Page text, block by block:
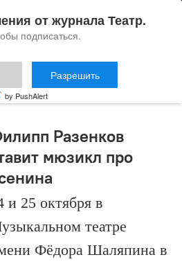
Разенков
мюзикл про
и 25 октября в
театре
Фёдора Шаляпина в
от журнала Театр.
подписаться.
Разрешить
by PushAlert